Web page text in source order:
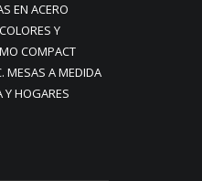
EN ACERO
Y
COMPACT
MESAS A MEDIDA
Y HOGARES